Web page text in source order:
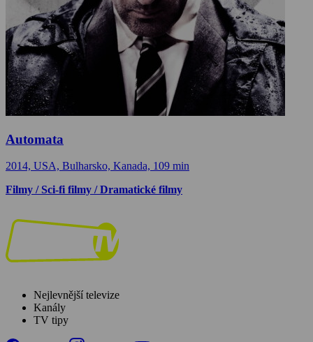
Automata
2014, USA, Bulharsko, Kanada, 109 min
Filmy / Sci-fi filmy / Dramatické filmy
Nejlevnější televize
Kanály
TV tipy